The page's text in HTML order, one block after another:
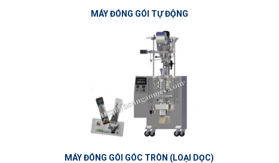
MÁY ĐÓNG GÓI TỰ ĐỘNG
MÁY ĐÓNG GÓI GÓC TRÒN (LOẠI DỌC)